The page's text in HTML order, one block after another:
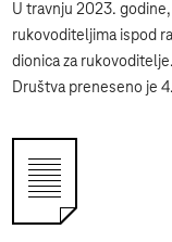
U travnju 2023.
rukovoditeljima ispod
dionica za
Društva preneseno je